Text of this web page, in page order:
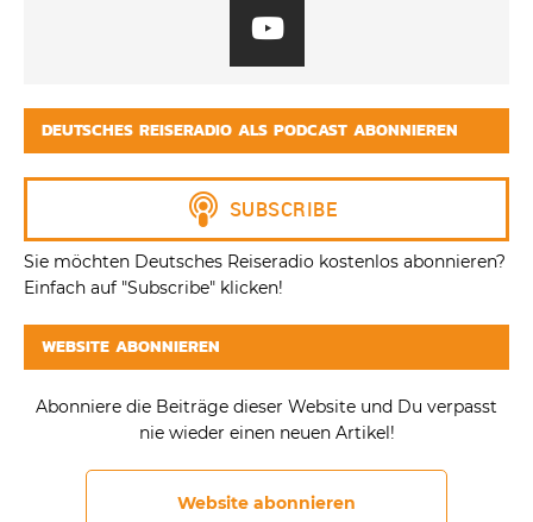
DEUTSCHES REISERADIO ALS PODCAST ABONNIEREN
Sie möchten Deutsches Reiseradio kostenlos abonnieren?
Einfach auf "Subscribe" klicken!
WEBSITE ABONNIEREN
Abonniere die Beiträge dieser Website und Du verpasst
nie wieder einen neuen Artikel!
Website abonnieren